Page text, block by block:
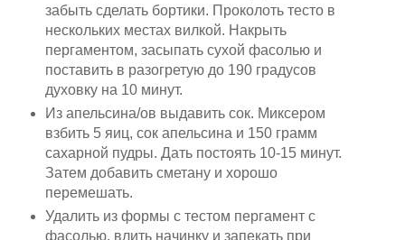
забыть сделать бортики. Проколоть тесто в
нескольких местах вилкой. Накрыть
пергаментом, засыпать сухой фасолью и
поставить в разогретую до 190 градусов
духовку на 10 минут.
Из апельсина/ов выдавить сок. Миксером
взбить 5 яиц, сок апельсина и 150 грамм
сахарной пудры. Дать постоять 10-15 минут.
Затем добавить сметану и хорошо
перемешать.
Удалить из формы с тестом пергамент с
фасолью, влить начинку и запекать при